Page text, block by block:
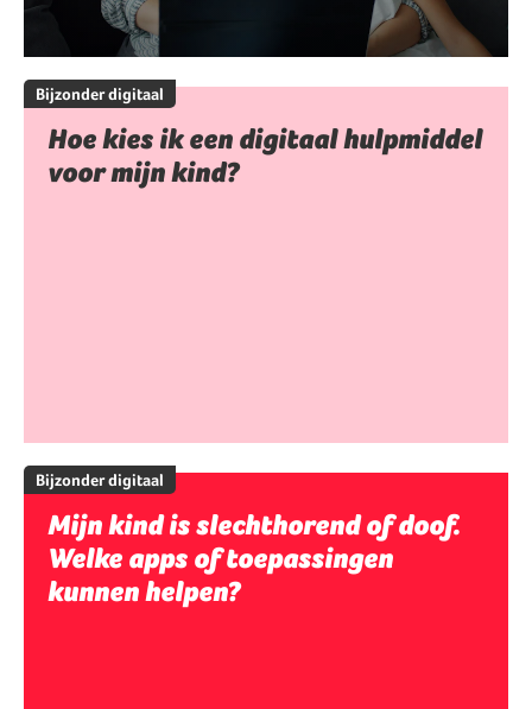
Bijzonder digitaal
Hoe kies ik een digitaal hulpmiddel
voor mijn kind?
Bijzonder digitaal
Mijn kind is slechthorend of doof.
Welke apps of toepassingen
kunnen helpen?